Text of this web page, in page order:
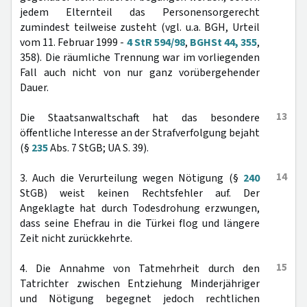
jedem Elternteil das Personensorgerecht
zumindest teilweise zusteht (vgl. u.a. BGH, Urteil
vom 11. Februar 1999 - 4 StR 594/98, BGHSt 44, 355,
358). Die räumliche Trennung war im vorliegenden
Fall auch nicht von nur ganz vorübergehender
Dauer.
13
Die Staatsanwaltschaft hat das besondere
öffentliche Interesse an der Strafverfolgung bejaht
(§ 235Abs. 7 StGB; UA S. 39).
14
3. Auch die Verurteilung wegen Nötigung (§ 240
StGB) weist keinen Rechtsfehler auf. Der
Angeklagte hat durch Todesdrohung erzwungen,
dass seine Ehefrau in die Türkei flog und längere
Zeit nicht zurückkehrte.
15
4. Die Annahme von Tatmehrheit durch den
Tatrichter zwischen Entziehung Minderjähriger
und Nötigung begegnet jedoch rechtlichen